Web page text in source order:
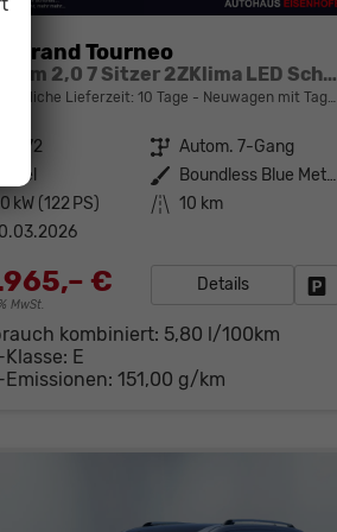
Grand Tourneo
Titanium 2,0 7 Sitzer 2ZKlima LED Scheinwerfer Anhängerkupplung Sitzheizung Einparkhilfe Kamera 17 Zoll Leichtmetall ACC
Lieferzeit:10 Tage Neuwagen mit Tageszulassung
142172 Getriebe Autom. 7-Gang
Diesel Außenfarbe
Boundless Blue Metallic
kW (122 PS) Kilometerstand 10 km
€
MwSt.
Details
kombiniert: 5,80 l/100km
Klasse: E
Emissionen:151,00 g/km